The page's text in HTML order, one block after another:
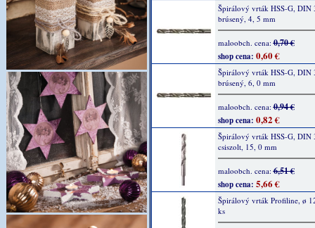
Špirálový vrták HSS-G, DIN
brúsený, 4, 5 mm
maloobch. cena:0,70 €
shop cena: 0,60 €
Špirálový vrták HSS-G, DIN
brúsený, 6, 0 mm
maloobch. cena:0,94 €
shop cena: 0,82 €
Špirálový vrták HSS-G, DIN
csiszolt, 15, 0 mm
maloobch. cena:6,51 €
shop cena: 5,66 €
Špirálový vrták Profiline, ø
ks